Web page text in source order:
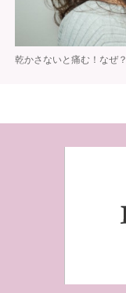
乾かさないと痛む！なぜ？